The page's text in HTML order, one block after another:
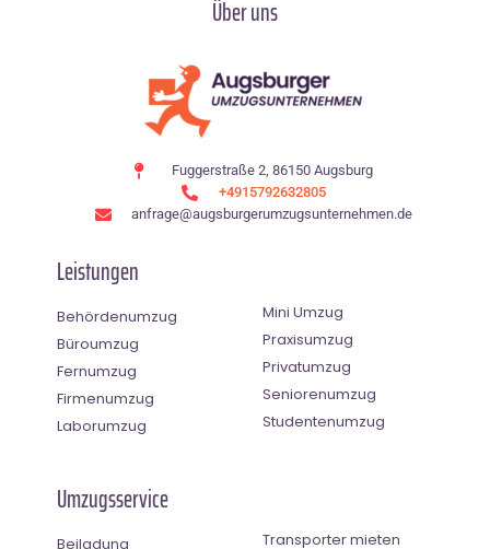
Über uns
Fuggerstraße 2, 86150 Augsburg
+4915792632805
anfrage@augsburgerumzugsunternehmen.de
Leistungen
Behördenumzug
Büroumzug
Fernumzug
Firmenumzug
Laborumzug
Mini Umzug
Praxisumzug
Privatumzug
Seniorenumzug
Studentenumzug
Umzugsservice
Beiladung
Transporter mieten